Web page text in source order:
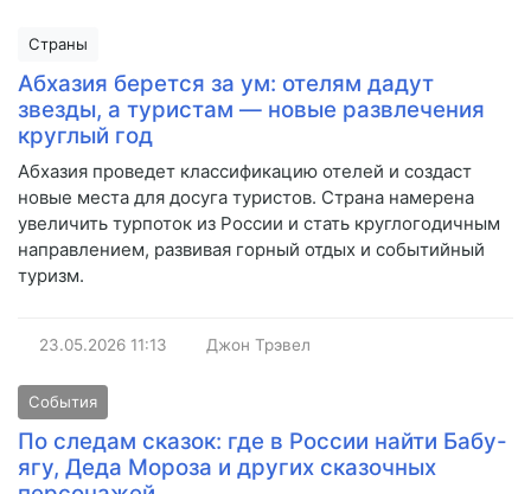
Страны
Абхазия берется за ум: отелям дадут
звезды, а туристам — новые развлечения
круглый год
Абхазия проведет классификацию отелей и создаст
новые места для досуга туристов. Страна намерена
увеличить турпоток из России и стать круглогодичным
направлением, развивая горный отдых и событийный
туризм.
23.05.2026 11:13 Джон Трэвел
События
По следам сказок: где в России найти Бабу-
ягу, Деда Мороза и других сказочных